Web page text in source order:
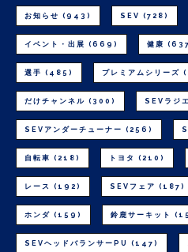
お知らせ (943) SEV (728)
イベント・出展 (669) 健康
選手 (485) プレミアムシリーズ
だけチャンネル (300) SEVラジ
SEVアンダーチューナー (256)
自転車 (218) トヨタ (210)
レース (192) SEVフェア (187)
ホンダ (159) 鈴鹿サーキット
SEVヘッドバランサーPU (147)